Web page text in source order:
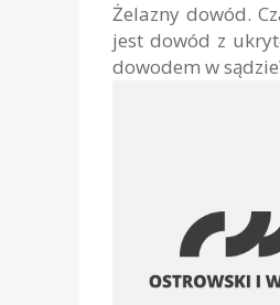
Żelazny dowód.
jest dowód z
dowodem w